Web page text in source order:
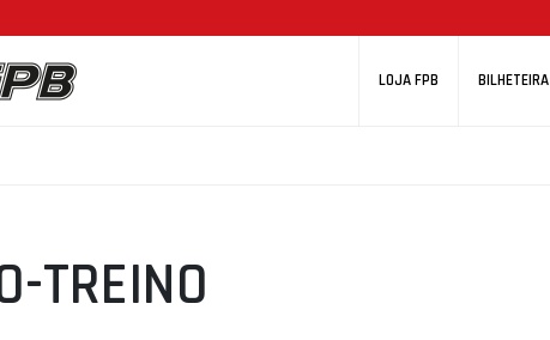
LOJA FPB BILHETEIRA
TREINO